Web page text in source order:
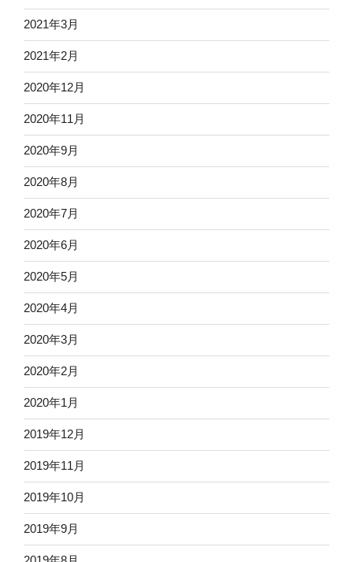
2021年3月
2021年2月
2020年12月
2020年11月
2020年9月
2020年8月
2020年7月
2020年6月
2020年5月
2020年4月
2020年3月
2020年2月
2020年1月
2019年12月
2019年11月
2019年10月
2019年9月